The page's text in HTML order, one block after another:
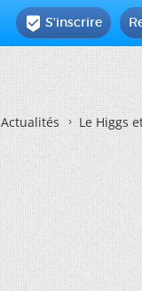
 S'inscrire
Actualités Le Higgs